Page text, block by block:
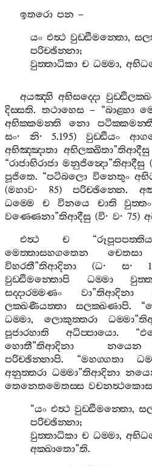
ඉතරො පන –
යං එත්‍ථ වුඩ‍්ඪිමන‍්තො,
පරිච‍්ඡින‍්නා;
වුත‍්තාධිකා ච ධම‍්මා,
අයඤ‍්හි අභිසද‍්දො
දිස‍්සති. තථාහෙස– “බාළ‍්හා
අභික‍්කමන‍්ති
නො
සං· නි· 5.195)වුඩ‍්ඪියං
අභිඤ‍්ඤාතා අභිලක‍්ඛිතා”තිආදීසු
“රාජාභිරාජා මනුජින්‍දො”තිආදීසු (
පූජිතෙ. “පටිබලො විනෙතුං
(මහාව· 85)පරිච‍්ඡින‍්නෙ.
ධම‍්මෙ
ච විනයෙ චාති වුත‍්තං
වණ‍්ණෙනා”තිආදීසු (වි· ව· 75)
එත්‍ථ
ච“
මෙත‍්තාසහගතෙන
චෙතසා
විහරතී”තිආදිනා (ධ· ස·
වුඩ‍්ඪිමන‍්තොපි
ධම‍්මා
සද‍්දාරම‍්මණං
වා”තිආදිනා
ලක‍්ඛණීයත‍්තා
සලක‍්ඛණාපි. “
ධම‍්මා, ලොකුත‍්තරා ධම‍්මා”
පූජාරහාති
අධිප‍්පායො. “
හොතී”තිආදිනා නයෙන
පරිච‍්ඡින‍්නාපි. “මහග‍්ගතා
අනුත‍්තරා ධම‍්මා”තිආදිනා
තෙනෙතමෙතස‍්ස
“යං එත්‍ථ වුඩ‍්ඪිමන‍්තො,
පරිච‍්ඡින‍්නා;
වුත‍්තාධිකා ච ධම‍්මා,
අක‍්ඛාතො”ති.